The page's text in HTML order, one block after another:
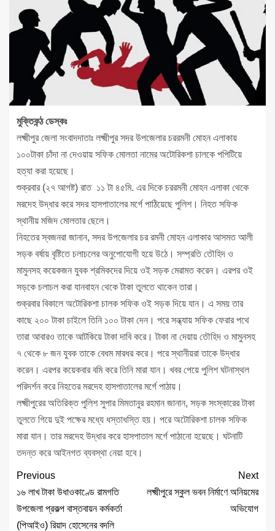
মুক্তিকন্ঠ ডেস্কঃ
লক্ষ্মীপুর জেলা সংবাদদাতাঃ লক্ষ্মীপুর সদর উপজেলার চররমনী মোহন এলাকায়
১০০টাকা চাঁদা না দেওয়ায় সফিক মোলতা নামের অটোরিকশা চালকে পপিটিয়ে
হত্যা করা হয়েছে।
শুক্রবার (২৭ আগষ্ট) রাত ১১ টা ৪৫মি. এর দিকে চররমনী মোহন এলাকা থেকে
মরদেহ উদ্ধার করে সদর হাসপাতালের মর্গে পাঠিয়েছে পুলিশ। নিহত সফিক
স্থানীয় মজিদ মোলতার ছেলে।
নিহতের স্বজনরা জানান, সদর উপজেলার চর রমনী মোহন এলাকার আসমত আলী
সড়ক বর্ষায় বৃষ্টিতে চলাচলের অনুপোযোগী হয়ে উঠে। সম্প্রতি তৌহিদ ও
মামুনসহ কয়েকজন যুবক শ্রমিকদের দিয়ে ওই সড়ক মেরামত করেন। এরপর ওই
সড়কে চলাচল করা যানবাহন থেকে টাকা তুলতে থাকেন তারা।
শুক্রবার বিকালে অটোরিকশা চালক সফিক ওই সড়ক দিয়ে যান। এ সময় তার
কাছে ২০০ টাকা চাইলে তিনি ১০০ টাকা দেন। পরে সন্ধ্যায় সফিক ফেরার পথে
তারা আবারও তাকে আটকিয়ে টাকা দাবি করে। টাকা না দেয়ায় তৌহিদ ও মামুনসহ
৭ থেকে ৮ জন যুবক তাকে বেধম মারধর করে। পরে স্থানীয়রা তাকে উদ্ধার
করেন। এরপর কয়েকবার বমি করে তিনি মারা যান। খবর পেয়ে পুলিশ ঘটনাস্থল
পরিদর্শন করে নিহতের মরদেহ হাসপাতালের মর্গে পাঠায়।
লক্ষ্মীপুরের অতিরিক্ত পুলিশ সুপার মিমতানুর রহমান জানান, সড়ক সংস্কারের টাকা
তুলতে গিয়ে দুই পক্ষের মধ্যে ধস্তাধস্তি হয়। পরে অটোরিকশা চালক সফিক
মারা যান। তার মরদেহ উদ্ধার করে হাসপাতাল মর্গে পাঠানো হয়েছে। ঘটনাটি
তদন্ত করে আইনগত ব্যবস্থা নেয়া হবে।
Previous
১৬ লাখ টাকা উধাওকাণ্ডে রামগতি
উপজেলা প্রকল্প বাস্তবায়ন কর্মকর্তা
(পিআইও) রিয়াদ হোসেনের বদলি
Next
লক্ষ্মীপুরে স্কুল ভবন নির্মাণে অনিয়মের
অভিযোগ